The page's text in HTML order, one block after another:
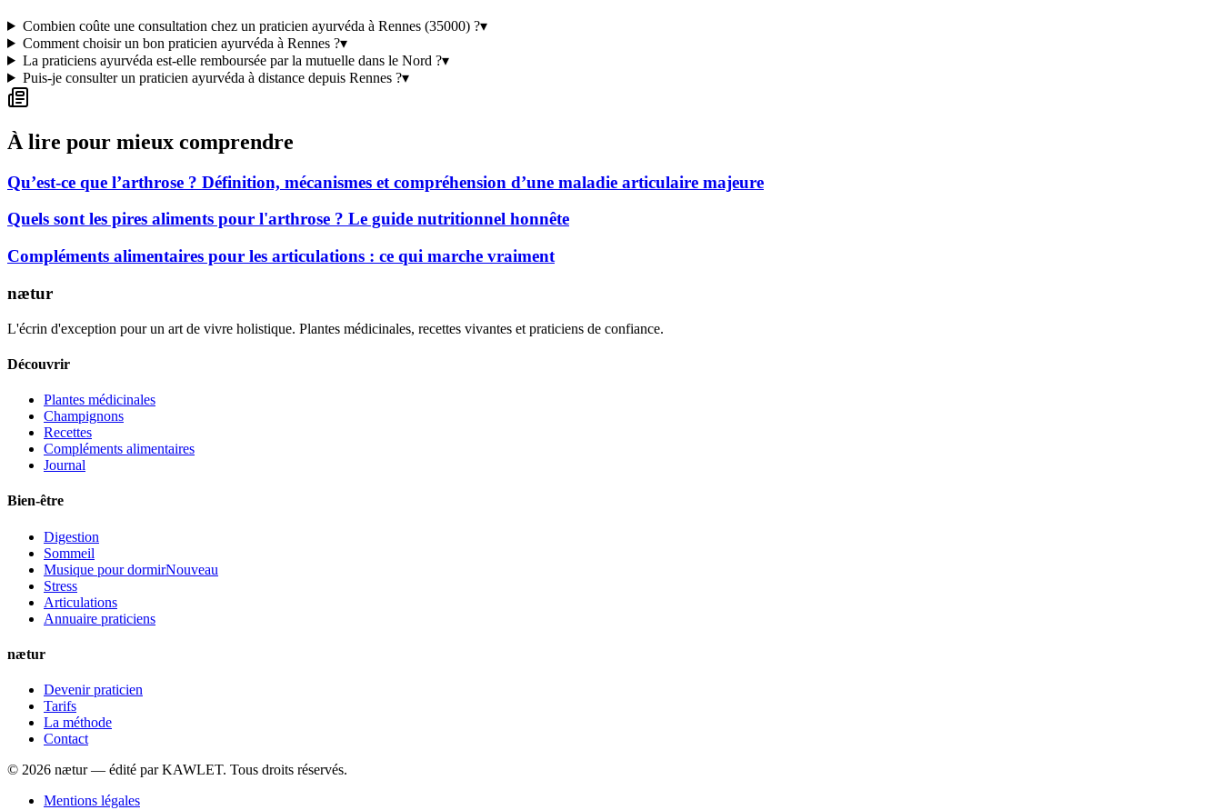
Combien coûte une consultation chez un praticien ayurvéda à Rennes (35000) ?▾
Comment choisir un bon praticien ayurvéda à Rennes ?▾
La praticiens ayurvéda est-elle remboursée par la mutuelle dans le Nord ?▾
Puis-je consulter un praticien ayurvéda à distance depuis Rennes ?▾
À lire pour mieux comprendre
Qu’est-ce que l’arthrose ? Définition, mécanismes et compréhension d’une maladie articulaire majeure
Quels sont les pires aliments pour l'arthrose ? Le guide nutritionnel honnête
Compléments alimentaires pour les articulations : ce qui marche vraiment
nætur
L'écrin d'exception pour un art de vivre holistique. Plantes médicinales, recettes vivantes et praticiens de confiance.
Découvrir
Plantes médicinales
Champignons
Recettes
Compléments alimentaires
Journal
Bien-être
Digestion
Sommeil
Musique pour dormirNouveau
Stress
Articulations
Annuaire praticiens
nætur
Devenir praticien
Tarifs
La méthode
Contact
© 2026 nætur — édité par KAWLET. Tous droits réservés.
Mentions légales